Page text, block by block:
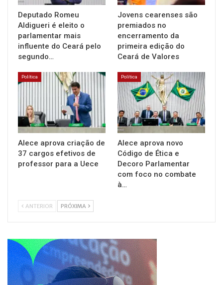
Deputado Romeu
Aldigueri é eleito o
parlamentar mais
influente do Ceará pelo
segundo…
Jovens cearenses são
premiados no
encerramento da
primeira edição do
Ceará de Valores
Política
Alece aprova criação de
37 cargos efetivos de
professor para a Uece
Política
Alece aprova novo
Código de Ética e
Decoro Parlamentar
com foco no combate
à…
ANTERIOR PRÓXIMA